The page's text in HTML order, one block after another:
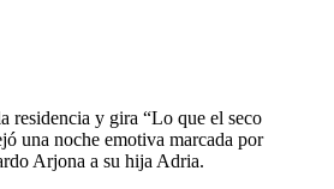
residencia y gira “Lo que el seco
una noche emotiva marcada por
Arjona a su hija Adria.